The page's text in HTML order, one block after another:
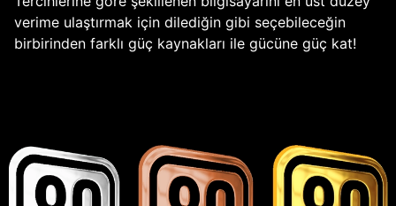
verime ulaştırmak için dilediğin gibi seçebileceğin
birbirinden farklı güç kaynakları ile gücüne güç kat!